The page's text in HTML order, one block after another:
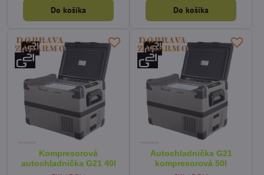
Do košíka Do košíka
Kompresorová
autochladnička G21 40l
Autochladnička G21
kompresorová 50l